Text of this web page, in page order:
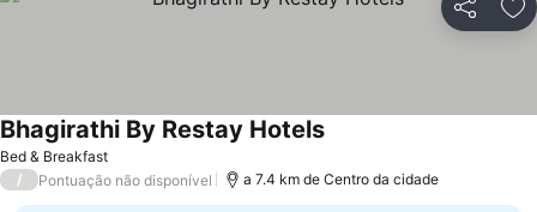
Partilhar
Bed & Breakfast
Bhagirathi By Restay Hotels
/ Pontuação não disponível a 7.4 km de Centro da cidade